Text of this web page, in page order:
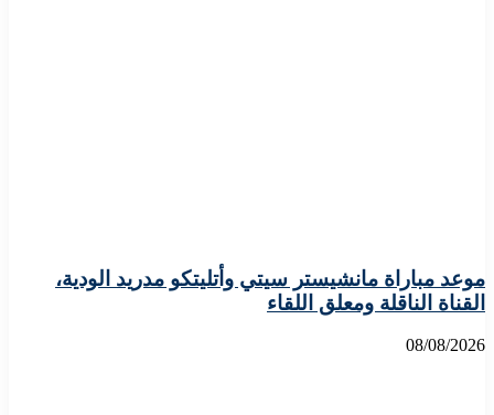
موعد مباراة مانشيستر سيتي وأتليتكو مدريد الودية،
القناة الناقلة ومعلق اللقاء
08/08/2026